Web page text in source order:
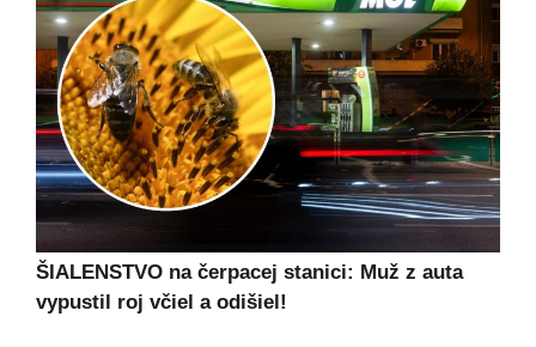
ŠIALENSTVO na čerpacej stanici: Muž z auta
vypustil roj včiel a odišiel!